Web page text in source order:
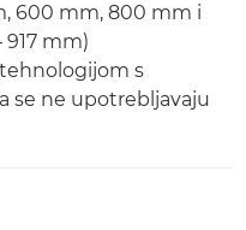
600 mm, 800 mm i
917 mm)
tehnologijom s
se ne upotrebljavaju